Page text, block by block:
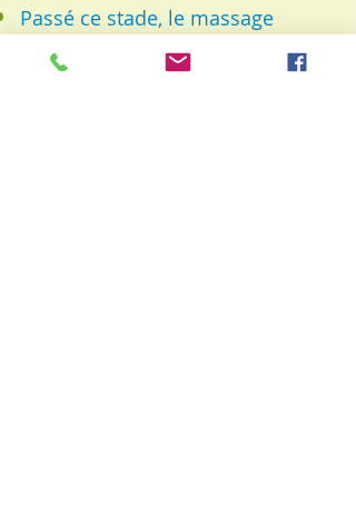
Passé ce stade, le massage
la future mère et bien sûr au